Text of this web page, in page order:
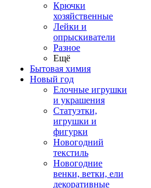
Крючки
хозяйственные
Лейки и
опрыскиватели
Разное
Ещё
Бытовая химия
Новый год
Елочные игрушки
и украшения
Статуэтки,
игрушки и
фигурки
Новогодний
текстиль
Новогодние
венки, ветки, ели
декоративные